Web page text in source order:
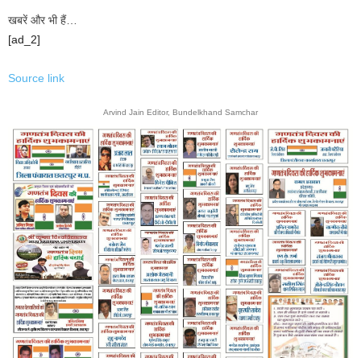
खबरें और भी हैं…
[ad_2]
Source link
Arvind Jain Editor, Bundelkhand Samchar